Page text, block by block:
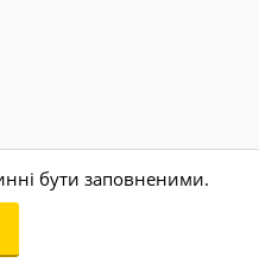
бути заповненими.